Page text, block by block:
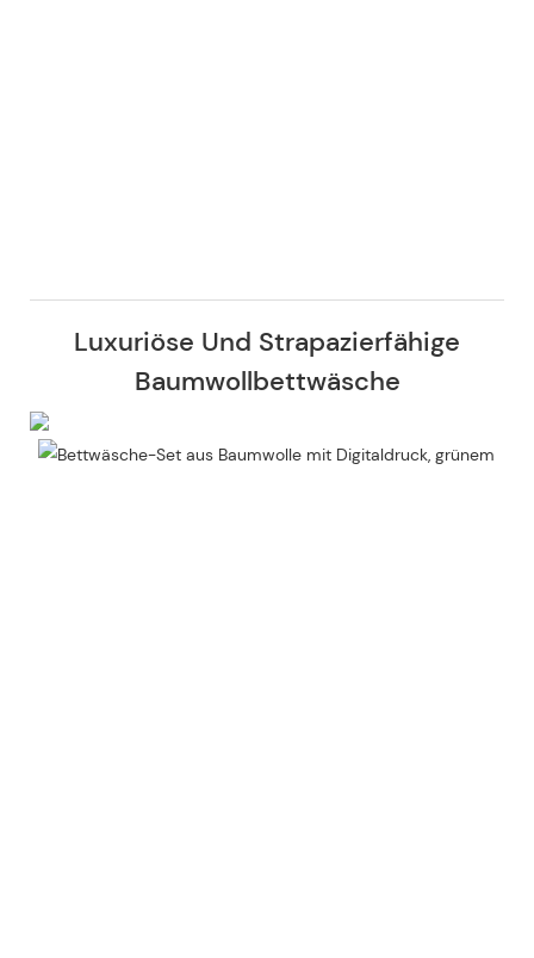
Luxuriöse Und Strapazierfähige
Baumwollbettwäsche